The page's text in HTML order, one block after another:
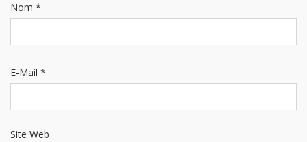
Nom *
E-Mail *
Site Web